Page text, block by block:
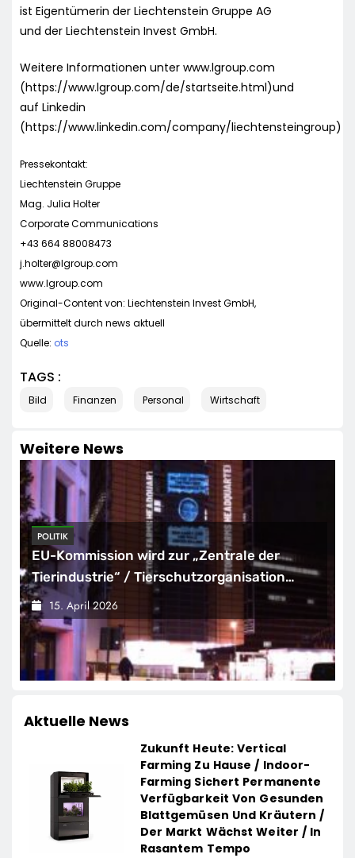
ist Eigentümerin der Liechtenstein Gruppe AG
und der Liechtenstein Invest GmbH.
Weitere Informationen unter www.lgroup.com
(https://www.lgroup.com/de/startseite.html)und
auf Linkedin
(https://www.linkedin.com/company/liechtensteingroup)
Pressekontakt:
Liechtenstein Gruppe
Mag. Julia Holter
Corporate Communications
+43 664 88008473
j.holter@lgroup.com
www.lgroup.com
Original-Content von: Liechtenstein Invest GmbH,
übermittelt durch news aktuell
Quelle: ots
TAGS :
Bild Finanzen Personal Wirtschaft
Weitere News
HANDEL
Zweite große Preissenkung im April: NORMA
senkt ab sofort die Preise auf Schokolade
und Käse um bis zu 16 Prozent / Mit
LECKERROM, CREMISEE, EXCELSIOR süßer
und herzhafter Genuss
15. April 2026
Aktuelle News
Zukunft Heute: Vertical
Farming Zu Hause / Indoor-
Farming Sichert Permanente
Verfügbarkeit Von Gesunden
Blattgemüsen Und Kräutern /
Der Markt Wächst Weiter / In
Rasantem Tempo